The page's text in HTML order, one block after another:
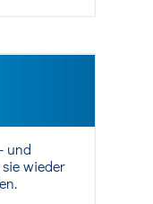
und
wieder